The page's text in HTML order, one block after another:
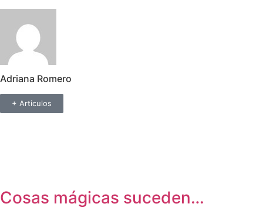
Adriana Romero
+ Articulos
Cosas mágicas suceden…